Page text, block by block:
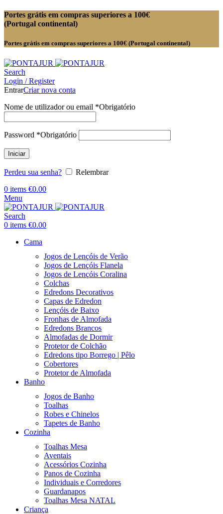
Portes grátis em compras superiores a 100€
(Portugal continental)
Portes grátis em compras superiores a 100€ (Portugal continental)
Search
Login / Register
EntrarCriar nova conta
Nome de utilizador ou email *Obrigatório
Password *Obrigatório
Iniciar
Perdeu sua senha?
Relembrar
0 items €0.00
Menu
Search
0 items €0.00
Cama
Jogos de Lençóis de Verão
Jogos de Lençóis Flanela
Jogos de Lençóis Coralina
Colchas
Edredons Decorativos
Capas de Edredon
Lençóis de Baixo
Fronhas de Almofada
Edredons Brancos
Almofadas de Dormir
Protetor de Colchão
Edredons tipo Borrego | Pêlo
Cobertores
Protetor de Almofada
Banho
Jogos de Banho
Toalhas
Robes e Chinelos
Tapetes de Banho
Cozinha
Toalhas Mesa
Aventais
Acessórios Cozinha
Panos de Cozinha
Individuais e Corredores
Guardanapos
Toalhas Mesa NATAL
Criança